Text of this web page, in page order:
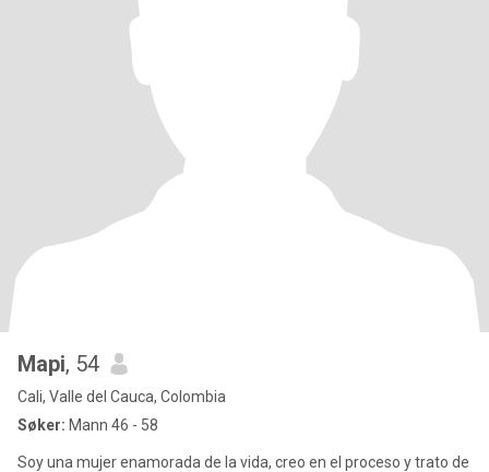
Mapi, 54
Cali, Valle del Cauca, Colombia
Søker: Mann 46 - 58
Soy una mujer enamorada de la vida, creo en el proceso y trato de